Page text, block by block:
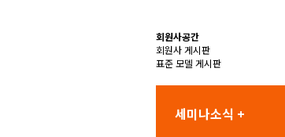
회원사공간
회원사 게시판
표준 모델 게시판
세미나소식 +